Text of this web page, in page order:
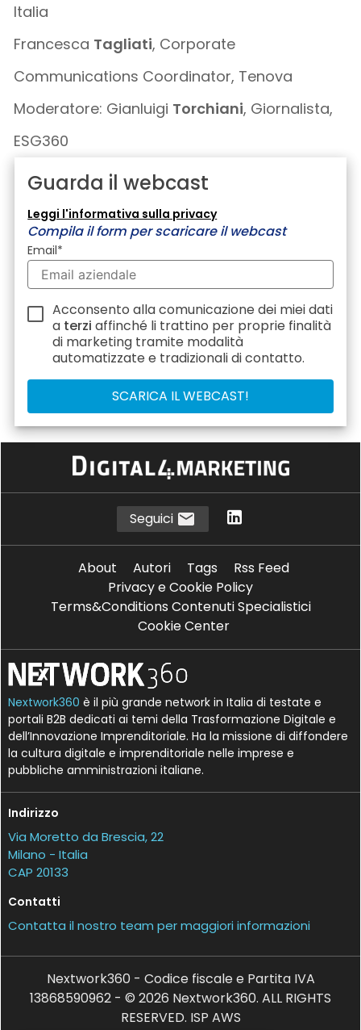
Italia
Francesca Tagliati, Corporate
Communications Coordinator, Tenova
Moderatore: Gianluigi Torchiani, Giornalista,
ESG360
Guarda il webcast
Leggi l'informativa sulla privacy
Compila il form per scaricare il webcast
Email*
Acconsento alla comunicazione dei miei dati
a terzi affinché li trattino per proprie finalità
di marketing tramite modalità
automatizzate e tradizionali di contatto.
Seguici
About Autori Tags
Rss Feed
Privacy e Cookie Policy
Terms&Conditions Contenuti Specialistici
Cookie Center
Nextwork360 è il più grande network in Italia di testate e
portali B2B dedicati ai temi della Trasformazione Digitale e
dell’Innovazione Imprenditoriale. Ha la missione di diffondere
la cultura digitale e imprenditoriale nelle imprese e
pubbliche amministrazioni italiane.
Indirizzo
Via Moretto da Brescia, 22
Milano - Italia
CAP 20133
Contatti
Contatta il nostro team per maggiori informazioni
Nextwork360 - Codice fiscale e Partita IVA
13868590962 - © 2026 Nextwork360. ALL RIGHTS
RESERVED. ISP AWS